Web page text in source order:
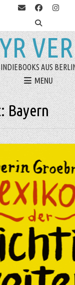
INDIEBOOKS AUS
MENU
Bayern